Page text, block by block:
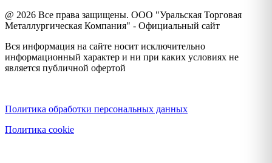
@ 2026 Все права защищены. ООО "Уральская Торговая
Металлургическая Компания" - Официальный сайт
Вся информация на сайте носит исключительно
информационный характер и ни при каких условиях не
является публичной офертой
Политика обработки персональных данных
Политика cookie